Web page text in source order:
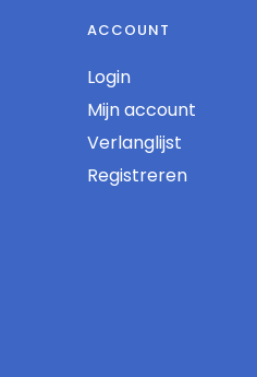
ACCOUNT
Login
Mijn account
Verlanglijst
Registreren